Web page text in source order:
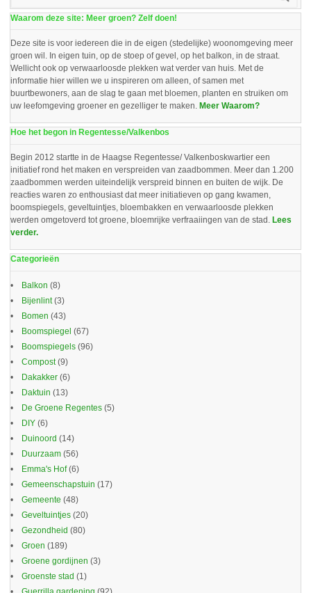
Waarom deze site: Meer groen? Zelf doen!
Deze site is voor iedereen die in de eigen (stedelijke) woonomgeving meer
groen wil. In eigen tuin, op de stoep of gevel, op het balkon, in de straat.
Wellicht ook op verwaarloosde plekken wat verder van huis. Met de
informatie hier willen we u inspireren om alleen, of samen met
buurtbewoners, aan de slag te gaan met bloemen, planten en struiken om
uw leefomgeving groener en gezelliger te maken. Meer Waarom?
Hoe het begon in Regentesse/Valkenbos
Begin 2012 startte in de Haagse Regentesse/ Valkenboskwartier een
initiatief rond het maken en verspreiden van zaadbommen. Meer dan 1.200
zaadbommen werden uiteindelijk verspreid binnen en buiten de wijk. De
reacties waren zo enthousiast dat meer initiatieven op gang kwamen,
boomspiegels, geveltuintjes, bloembakken en verwaarloosde plekken
werden omgetoverd tot groene, bloemrijke verfraaiingen van de stad. Lees
verder.
Categorieën
Balkon (8)
Bijenlint(3)
Bomen (43)
Boomspiegel (67)
Boomspiegels (96)
Compost(9)
Dakakker (6)
Daktuin (13)
De Groene Regentes (5)
DIY (6)
Duinoord (14)
Duurzaam (56)
Emma's Hof(6)
Gemeenschapstuin (17)
Gemeente (48)
Geveltuintjes (20)
Gezondheid (80)
Groen (189)
Groene gordijnen (3)
Groenste stad (1)